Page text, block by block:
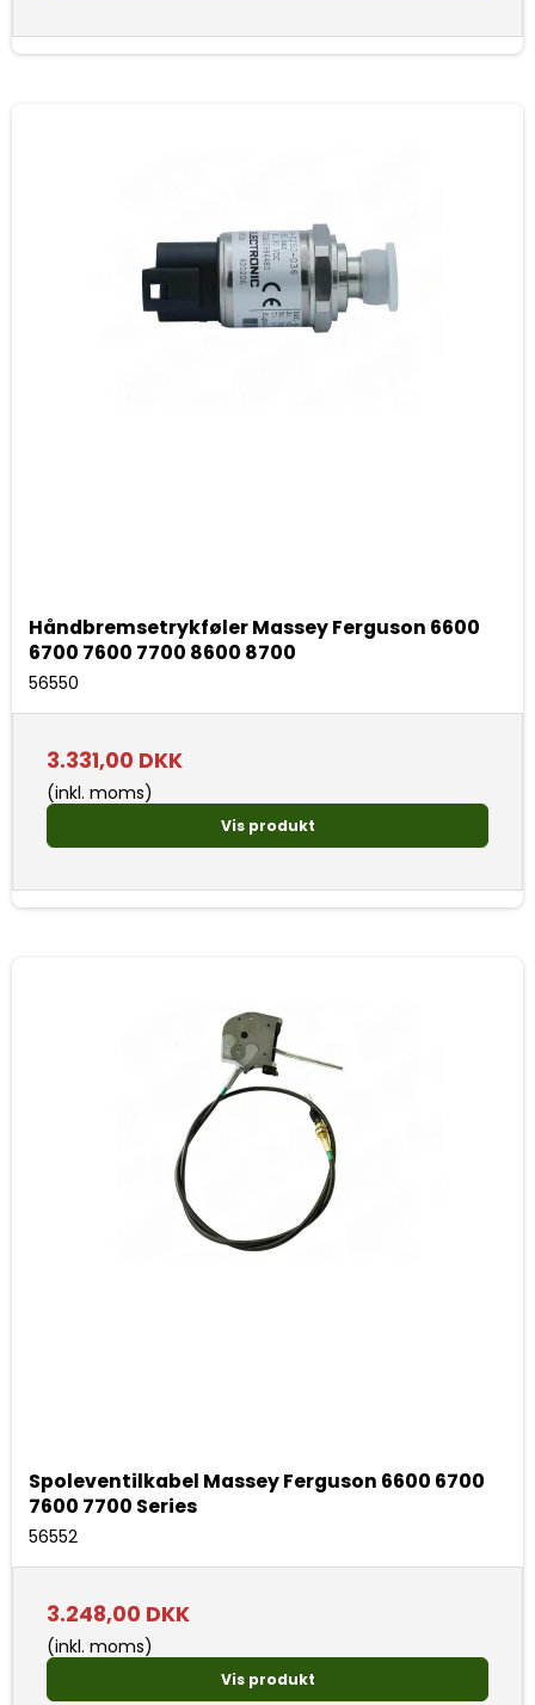
Håndbremsetrykføler Massey Ferguson 6600
6700 7600 7700 8600 8700
56550
3.331,00 DKK
(inkl. moms)
Vis produkt
Spoleventilkabel Massey Ferguson 6600 6700
7600 7700 Series
56552
3.248,00 DKK
(inkl. moms)
Vis produkt